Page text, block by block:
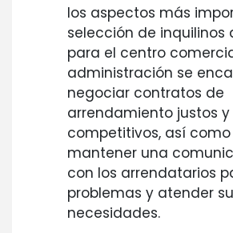
los aspectos más
selección de inquilinos
para el centro
administración se
negociar contratos de
arrendamiento justos y
competitivos, así
mantener una
con los arrendatarios
problemas y atender
necesidades.